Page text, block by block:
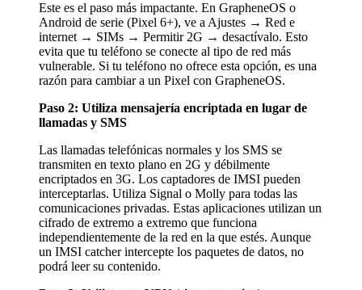
Este es el paso más impactante. En GrapheneOS o
Android de serie (Pixel 6+), ve a Ajustes → Red e
internet → SIMs → Permitir 2G → desactívalo. Esto
evita que tu teléfono se conecte al tipo de red más
vulnerable. Si tu teléfono no ofrece esta opción, es una
razón para cambiar a un Pixel con GrapheneOS.
Paso 2: Utiliza mensajería encriptada en lugar de
llamadas y SMS
Las llamadas telefónicas normales y los SMS se
transmiten en texto plano en 2G y débilmente
encriptados en 3G. Los captadores de IMSI pueden
interceptarlas. Utiliza Signal o Molly para todas las
comunicaciones privadas. Estas aplicaciones utilizan un
cifrado de extremo a extremo que funciona
independientemente de la red en la que estés. Aunque
un IMSI catcher intercepte los paquetes de datos, no
podrá leer su contenido.